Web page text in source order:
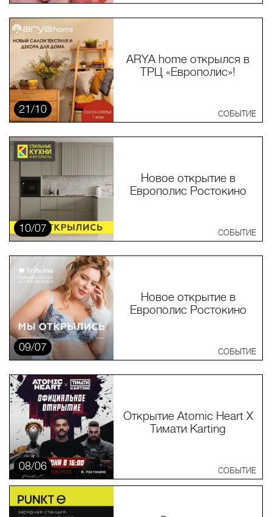
ARYA home открылся в
ТРЦ «Европолис»!
21/10 СОБЫТИЕ
Новое открытие в
Европолис Ростокино
10/07 СОБЫТИЕ
Новое открытие в
Европолис Ростокино
09/07 СОБЫТИЕ
Открытие Atomic Heart X
Тимати Karting
08/06 СОБЫТИЕ